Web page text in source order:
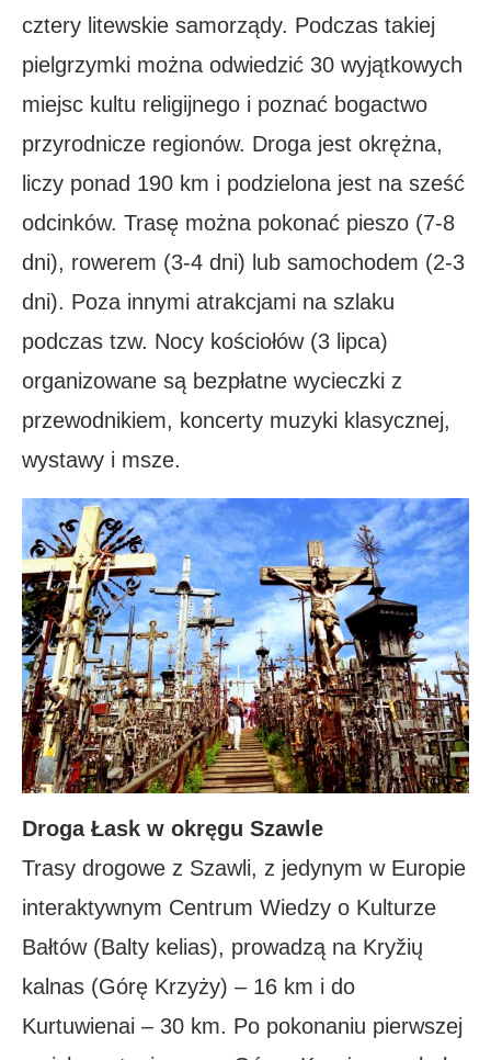
cztery litewskie samorządy. Podczas takiej
pielgrzymki można odwiedzić 30 wyjątkowych
miejsc kultu religijnego i poznać bogactwo
przyrodnicze regionów. Droga jest okrężna,
liczy ponad 190 km i podzielona jest na sześć
odcinków. Trasę można pokonać pieszo (7-8
dni), rowerem (3-4 dni) lub samochodem (2-3
dni). Poza innymi atrakcjami na szlaku
podczas tzw. Nocy kościołów (3 lipca)
organizowane są bezpłatne wycieczki z
przewodnikiem, koncerty muzyki klasycznej,
wystawy i msze.
Droga Łask w okręgu Szawle
Trasy drogowe z Szawli, z jedynym w Europie
interaktywnym Centrum Wiedzy o Kulturze
Bałtów (Balty kelias), prowadzą na Kryžių
kalnas (Górę Krzyży) – 16 km i do
Kurtuwienai – 30 km. Po pokonaniu pierwszej